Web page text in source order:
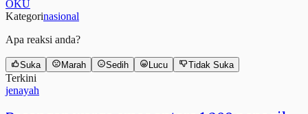
OKU
Kategorinasional
Apa reaksi anda?
Suka Marah Sedih Lucu Tidak Suka
Terkini
jenayah